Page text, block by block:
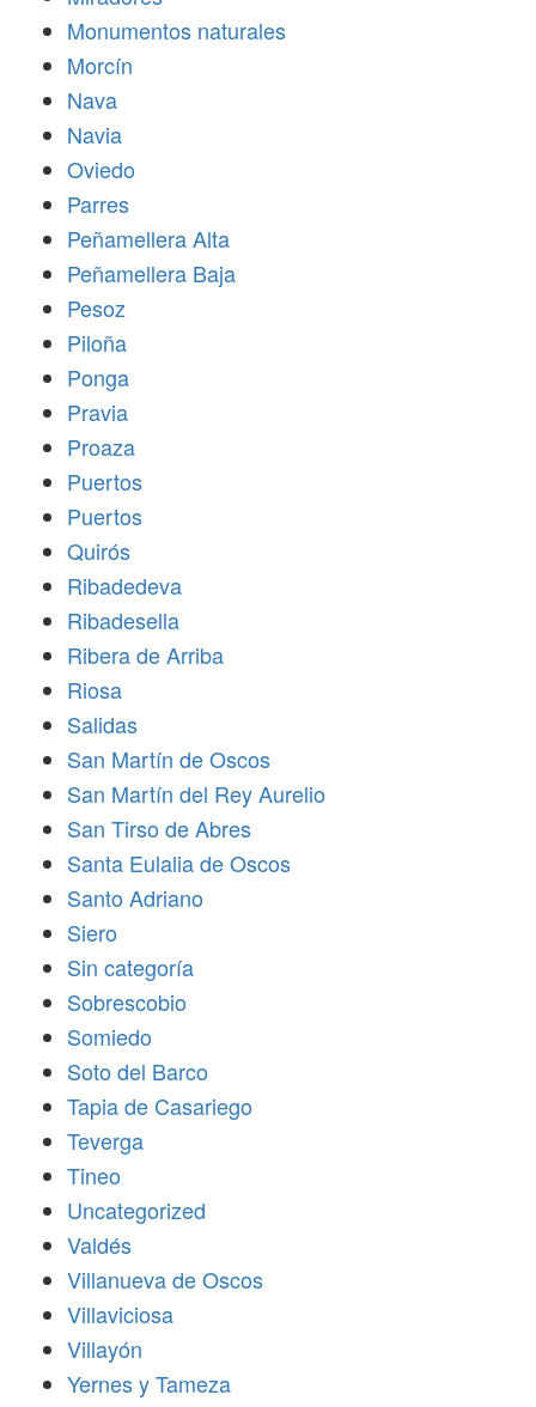
Monumentos naturales
Morcín
Nava
Navia
Oviedo
Parres
Peñamellera Alta
Peñamellera Baja
Pesoz
Piloña
Ponga
Pravia
Proaza
Puertos
Puertos
Quirós
Ribadedeva
Ribadesella
Ribera de Arriba
Riosa
Salidas
San Martín de Oscos
San Martín del Rey Aurelio
San Tirso de Abres
Santa Eulalia de Oscos
Santo Adriano
Siero
Sin categoría
Sobrescobio
Somiedo
Soto del Barco
Tapia de Casariego
Teverga
Tineo
Uncategorized
Valdés
Villanueva de Oscos
Villaviciosa
Villayón
Yernes y Tameza